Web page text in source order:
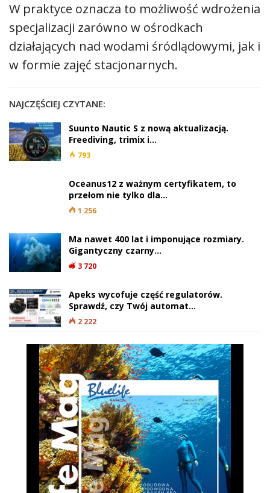
W praktyce oznacza to możliwość wdrożenia
specjalizacji zarówno w ośrodkach
działających nad wodami śródlądowymi, jak i
w formie zajęć stacjonarnych.
NAJCZĘŚCIEJ CZYTANE:
Suunto Nautic S z nową aktualizacją.
Freediving, trimix i…
793
Oceanus12 z ważnym certyfikatem, to
przełom nie tylko dla…
1 256
Ma nawet 400 lat i imponujące rozmiary.
Gigantyczny czarny…
3 720
Apeks wycofuje część regulatorów.
Sprawdź, czy Twój automat…
2 222